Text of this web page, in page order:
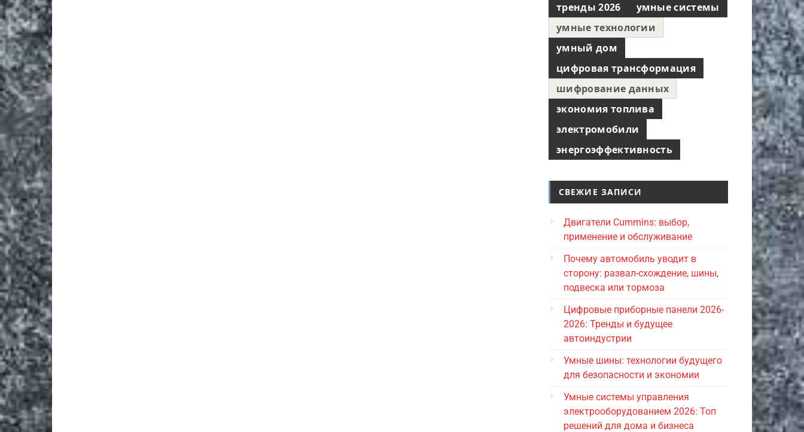
тренды 2026
умные системы
умные технологии
умный дом
цифровая трансформация
шифрование данных
экономия топлива
электромобили
энергоэффективность
СВЕЖИЕ ЗАПИСИ
Двигатели Cummins: выбор,
применение и обслуживание
Почему автомобиль уводит в
сторону: развал-схождение, шины,
подвеска или тормоза
Цифровые приборные панели 2026-
2026: Тренды и будущее
автоиндустрии
Умные шины: технологии будущего
для безопасности и экономии
Умные системы управления
электрооборудованием 2026: Топ
решений для дома и бизнеса